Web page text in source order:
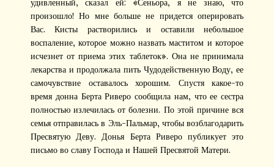
произошло! Но мне больше не придется оперировать
Вас. Кисты растворились и оставили небольшое
воспаление, которое можно назвать маститом и которое
исчезнет от приема этих таблеток». Она не принимала
лекарства и продолжала пить Чудодейственную Воду, ее
самочувствие оставалось хорошим. Спустя какое-то
время донна Берта Риверо сообщила нам, что ее сестра
полностью излечилась от болезни. По этой причине вся
семья отправилась в Эль-Пальмар, чтобы возблагодарить
Пресвятую Деву. Донья Берта Риверо публикует это
письмо во славу Господа и Нашей Пресвятой Матери.